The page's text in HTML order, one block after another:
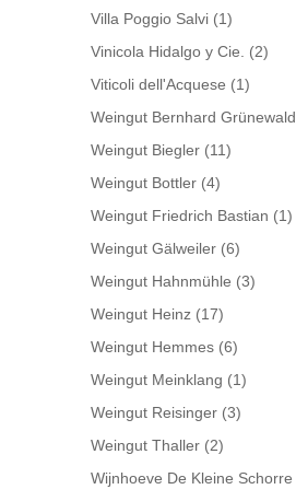
Villa Poggio Salvi (1)
Vinicola Hidalgo y Cie.
(2)
Viticoli dell'Acquese (1)
Weingut Bernhard Grünewald
Weingut Biegler (11)
Weingut Bottler (4)
Weingut Friedrich Bastian (1)
Weingut Gälweiler (6)
Weingut Hahnmühle (3)
Weingut Heinz (17)
Weingut Hemmes (6)
Weingut Meinklang (1)
Weingut Reisinger (3)
Weingut Thaller (2)
Wijnhoeve De Kleine Schorre